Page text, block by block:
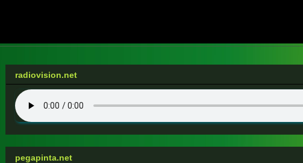
radiovision.net
pegapinta.net